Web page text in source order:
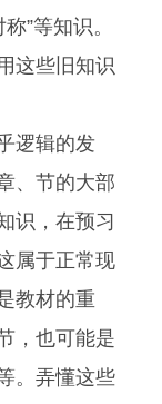
”等知识。
这些旧知识
逻辑的发
、节的大部
识，在预习
属于正常现
教材的重
，也可能是
。弄懂这些